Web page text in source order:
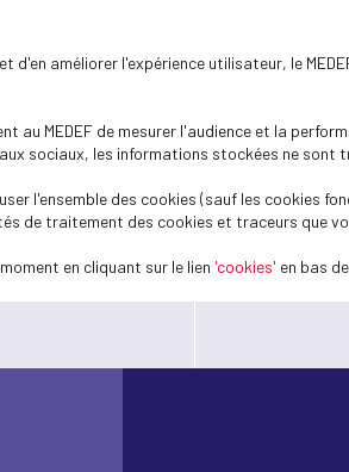
d'en améliorer l'expérience utilisateur, le
au MEDEF de mesurer l'audience et la
sociaux, les informations stockées ne
l'ensemble des cookies (sauf les cookies
de traitement des cookies et traceurs que
en cliquant sur le lien 'cookies' en bas